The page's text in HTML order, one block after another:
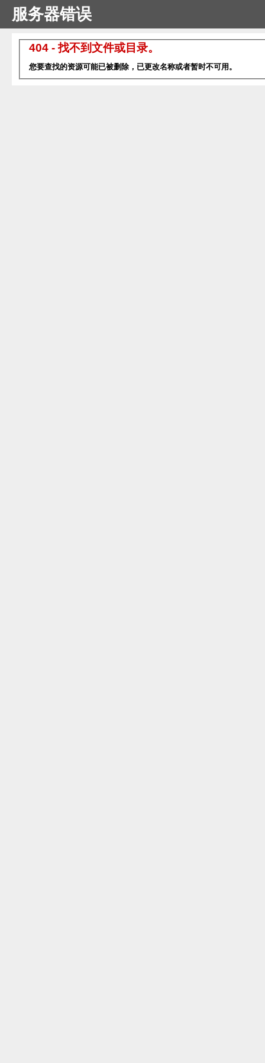
服务器错误
404 - 找不到文件或目录。
您要查找的资源可能已被删除，已更改名称或者暂时不可用。